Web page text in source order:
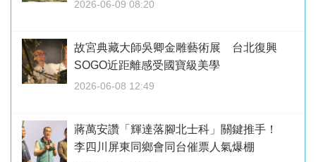
2026-06-09 08:20
故宮典藏大師吳卿金雕藝術展 台北復興
SOGO近距離感受國寶級美學
2026-06-08 12:49
蔣萬安讚「輝達落腳北士科」關鍵推手！
李四川屏東同鄉會同台催票人氣爆棚